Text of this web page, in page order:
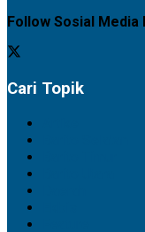
Follow Sosial Media
Cari Topik